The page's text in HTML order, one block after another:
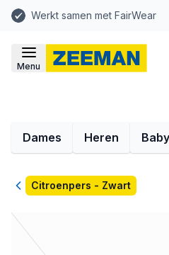
Werkt samen met FairWear
Menu
Dames Heren Baby
TerugCitroenpers - Zwart